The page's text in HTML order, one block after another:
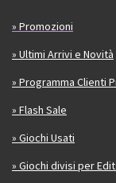
» Promozioni
» Ultimi Arrivi e Novità
» Programma Clienti
» Flash Sale
» Giochi Usati
» Giochi divisi per